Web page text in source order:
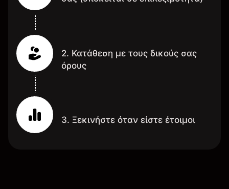
2. Κατάθεση με τους δικούς σας
όρους
3. Ξεκινήστε όταν είστε έτοιμοι